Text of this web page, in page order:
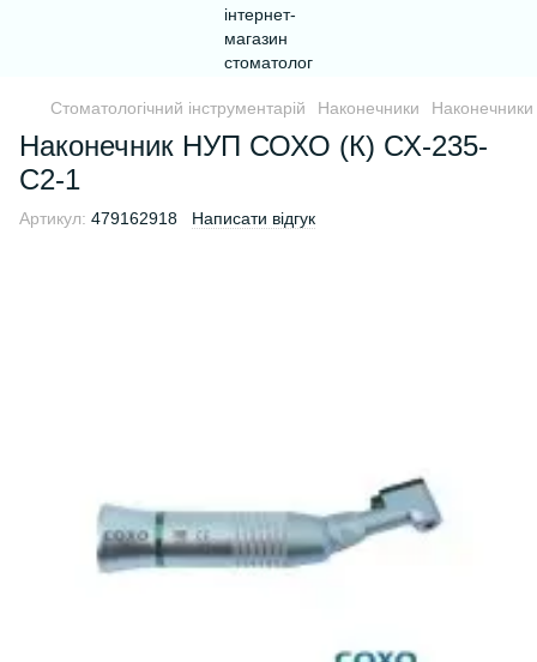
Стоматологічний інструментарій Наконечники
Наконечник НУП СОХО (К) СХ-235-
С2-1
Артикул: 479162918 Написати відгук